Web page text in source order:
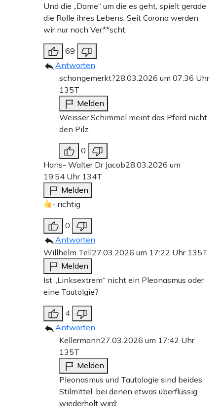
Und die „Dame“ um die es geht, spielt gerade
die Rolle ihres Lebens. Seit Corona werden
wir nur noch Ver**scht.
69
Antworten
schongemerkt?28.03.2026 um 07:36 Uhr
135T
Melden
Weisser Schimmel meint das Pferd nicht
den Pilz.
0
Hans- Walter Dr Jacob28.03.2026 um
19:54 Uhr 134T
Melden
- richtig
0
Antworten
Willhelm Tell27.03.2026 um 17:22 Uhr 135T
Melden
Ist „Linksextrem“ nicht ein Pleonasmus oder
eine Tautolgie?
4
Antworten
Kellermann27.03.2026 um 17:42 Uhr
135T
Melden
Pleonasmus und Tautologie sind beides
Stilmittel, bei denen etwas überflüssig
wiederholt wird: